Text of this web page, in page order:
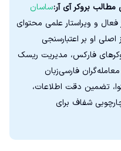
بروکر آی آر:ساسان
فعال و ویراستار علمی محتوای
او بر اعتبارسنجی
فارکس، مدیریت ریسک
فارسی‌زبان
تضمین دقت اطلاعات،
شفاف برای